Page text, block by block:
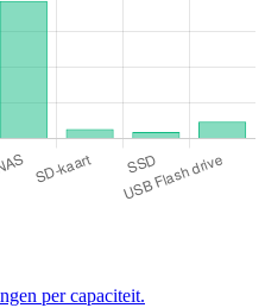
per capaciteit.